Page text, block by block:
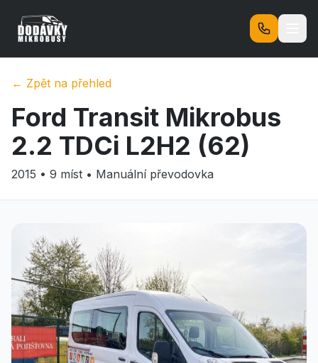
Vozidla
O nás
Časté dotazy
Kontakt
← Zpět na přehled
Ford Transit Mikrobus
2.2 TDCi L2H2 (62)
2015 • 9 míst • Manuálnípřevodovka